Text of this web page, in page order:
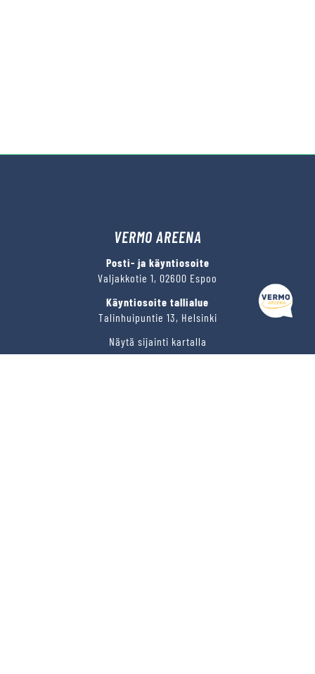
VERMO AREENA
Posti- ja käyntiosoite
Valjakkotie 1, 02600 Espoo
Käyntiosoite tallialue
Talinhuipuntie 13, Helsinki
Näytä sijainti kartalla